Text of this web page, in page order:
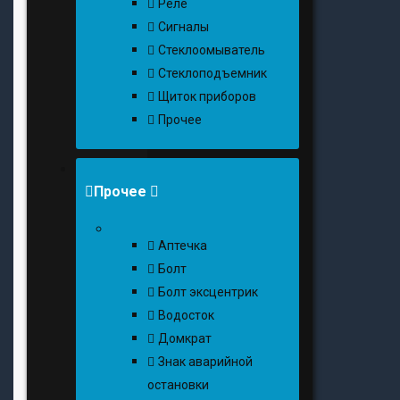
Реле
Сигналы
Стеклоомыватель
Стеклоподъемник
Щиток приборов
Прочее
Прочее
Аптечка
Болт
Болт эксцентрик
Водосток
Домкрат
Знак аварийной
остановки